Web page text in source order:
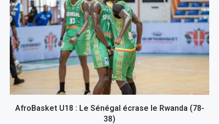
AfroBasket U18 : Le Sénégal écrase le Rwanda (78-
38)